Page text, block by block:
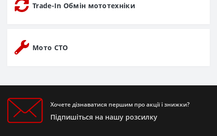
Trade-In Обмін мототехніки
Мото СТО
Хочете дізнаватися першим про акції і знижки?
Підпишіться на нашу розсилку